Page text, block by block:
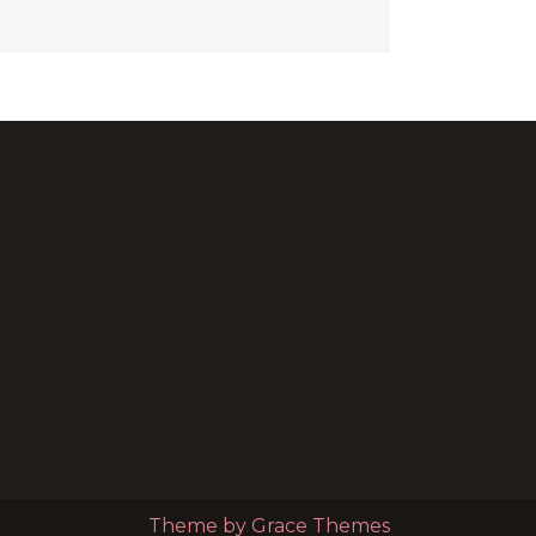
Theme by Grace Themes